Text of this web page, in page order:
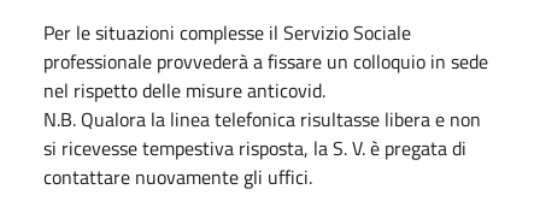
Per le situazioni complesse il Servizio Sociale
professionale provvederà a fissare un colloquio in sede
nel rispetto delle misure anticovid.
N.B. Qualora la linea telefonica risultasse libera e non
si ricevesse tempestiva risposta, la S. V. è pregata di
contattare nuovamente gli uffici.